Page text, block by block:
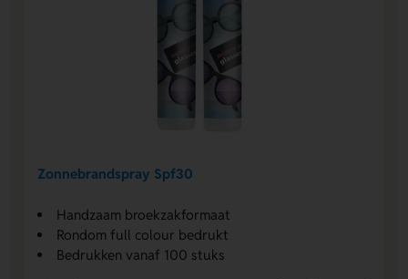
Zonnebrandspray Spf30
Handzaam broekzakformaat
Rondom full colour bedrukt
Bedrukken vanaf 100 stuks